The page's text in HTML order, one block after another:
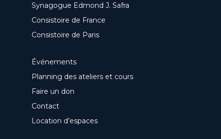
Synagogue Edmond J. Safra
Consistoire de France
Consistoire de Paris
Événements
Planning des ateliers et cours
Faire un don
Contact
Location d’espaces